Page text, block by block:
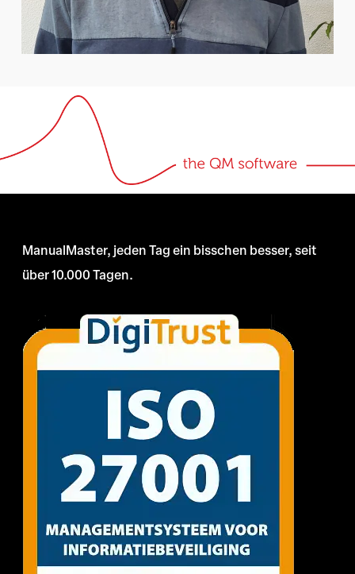
ManualMaster, jeden Tag ein bisschen besser, seit
über 10.000 Tagen.